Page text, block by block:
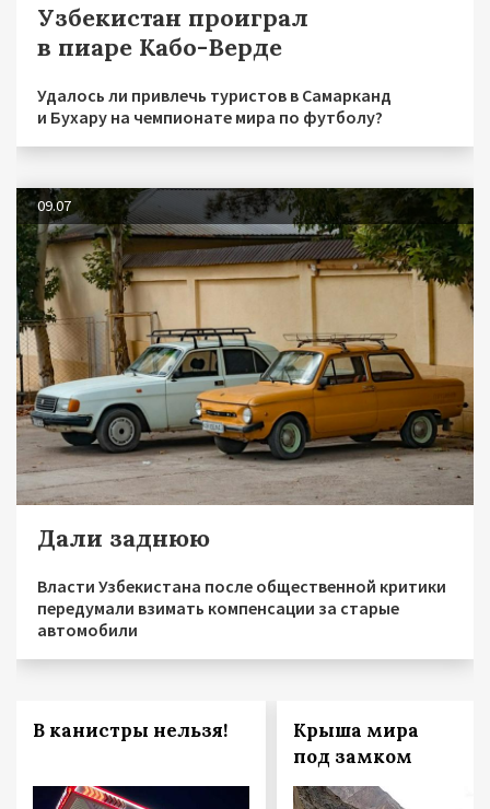
Узбекистан проиграл
в пиаре Кабо-Верде
Удалось ли привлечь туристов в Самарканд
и Бухару на чемпионате мира по футболу?
09.07
Дали заднюю
Власти Узбекистана после общественной критики
передумали взимать компенсации за старые
автомобили
В канистры нельзя!
Крыша мира
под замком